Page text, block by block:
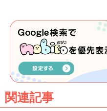
関連記事